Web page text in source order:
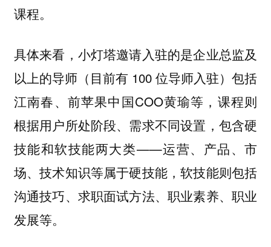
课程。
具体来看，小灯塔邀请入驻的是企业总监及
以上的导师（目前有 100 位导师入驻）包括
江南春、前苹果中国COO黄瑜等，课程则
根据用户所处阶段、需求不同设置，包含硬
技能和软技能两大类——运营、产品、市
场、技术知识等属于硬技能，软技能则包括
沟通技巧、求职面试方法、职业素养、职业
发展等。